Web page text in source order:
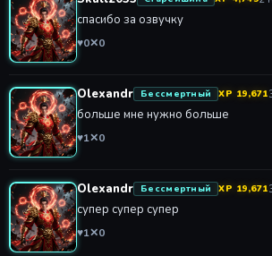
спасибо за озвучку
♥0✕0
Olexandr Бессмертный XP 19,671
больше мне нужно больше
♥1✕0
Olexandr Бессмертный XP 19,671
супер супер супер
♥1✕0